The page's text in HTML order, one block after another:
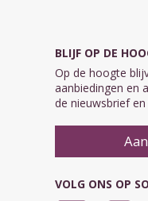
BLIJF OP DE
Op de hoogte
aanbiedingen en
de nieuwsbrief
VOLG ONS OP